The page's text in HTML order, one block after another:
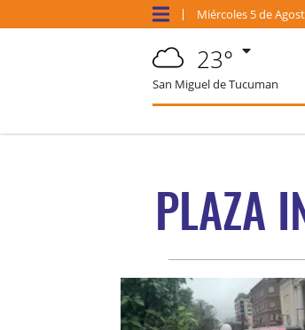
Miércoles 5 de
23°
San Miguel de Tucuman
PLAZA